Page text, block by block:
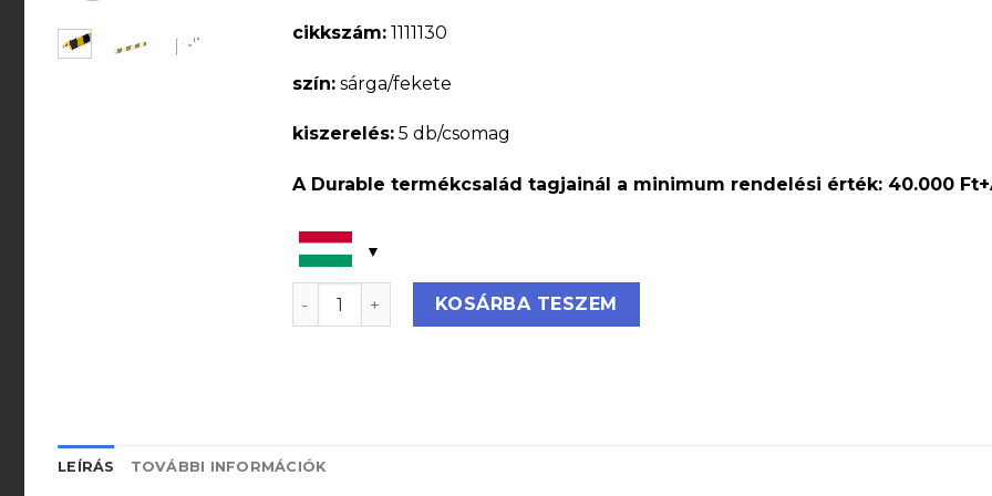
cikkszám:1111130
szín:sárga/fekete
kiszerelés:5 db/csomag
A Durable termékcsalád tagjainál a minimum rendelési érték: 40.000
Sarokvédő profil C20 mágneses mennyiség
KOSÁRBA TESZEM
LEÍRÁS TOVÁBBI INFORMÁCIÓK